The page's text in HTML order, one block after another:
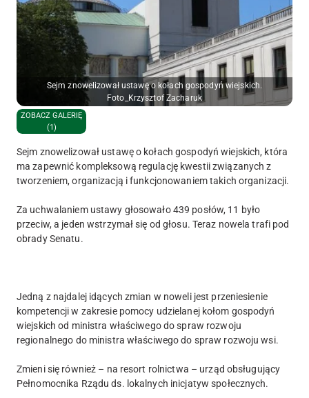
Sejm znowelizował ustawę o kołach gospodyń wiejskich.
Foto_Krzysztof Zacharuk
ZOBACZ GALERIĘ
(1)
Sejm znowelizował ustawę o kołach gospodyń wiejskich, która
ma zapewnić kompleksową regulację kwestii związanych z
tworzeniem, organizacją i funkcjonowaniem takich organizacji.
Za uchwalaniem ustawy głosowało 439 posłów, 11 było
przeciw, a jeden wstrzymał się od głosu. Teraz nowela trafi pod
obrady Senatu.
Jedną z najdalej idących zmian w noweli jest przeniesienie
kompetencji w zakresie pomocy udzielanej kołom gospodyń
wiejskich od ministra właściwego do spraw rozwoju
regionalnego do ministra właściwego do spraw rozwoju wsi.
Zmieni się również – na resort rolnictwa – urząd obsługujący
Pełnomocnika Rządu ds. lokalnych inicjatyw społecznych.